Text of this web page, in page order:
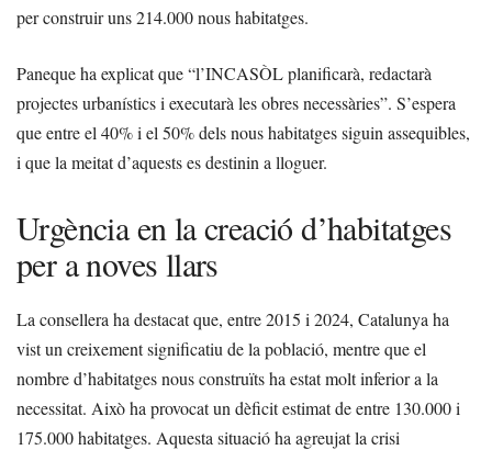
per construir uns 214.000 nous habitatges.
Paneque ha explicat que “l’INCASÒL planificarà, redactarà
projectes urbanístics i executarà les obres necessàries”. S’espera
que entre el 40% i el 50% dels nous habitatges siguin assequibles,
i que la meitat d’aquests es destinin a lloguer.
Urgència en la creació d’habitatges
per a noves llars
La consellera ha destacat que, entre 2015 i 2024, Catalunya ha
vist un creixement significatiu de la població, mentre que el
nombre d’habitatges nous construïts ha estat molt inferior a la
necessitat. Això ha provocat un dèficit estimat de entre 130.000 i
175.000 habitatges. Aquesta situació ha agreujat la crisi